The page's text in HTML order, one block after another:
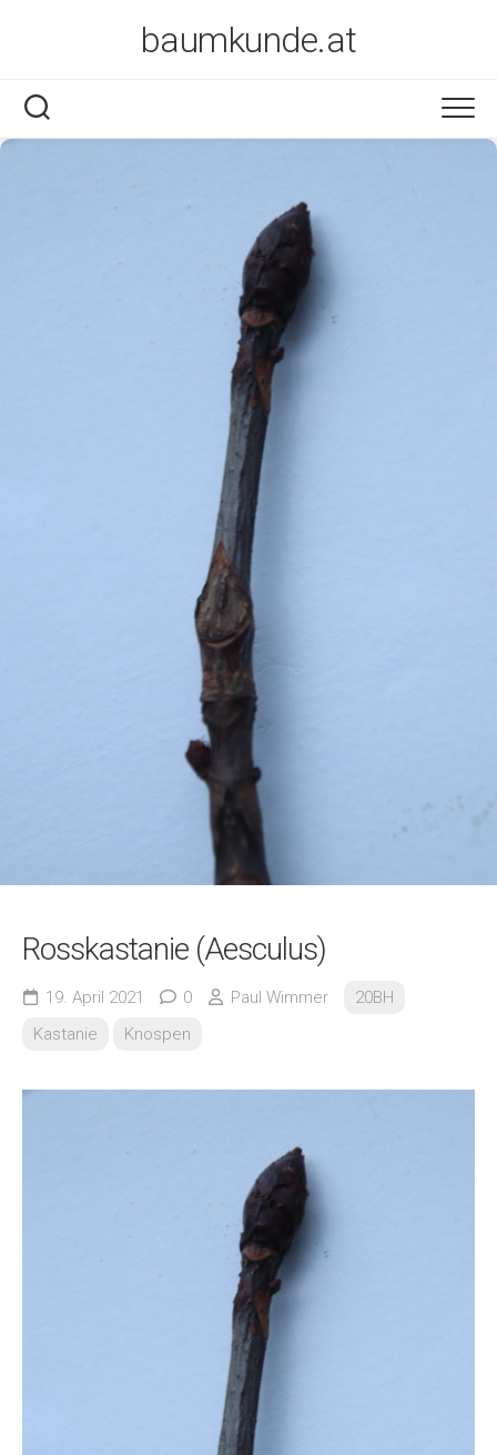
baumkunde.at
Rosskastanie (Aesculus)
19. April 2021 0 Paul Wimmer
20BH
Kastanie
Knospen